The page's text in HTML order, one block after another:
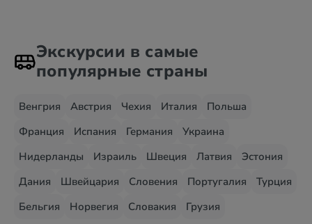
Экскурсии в самые
популярные страны
Венгрия Австрия Чехия Италия
Польша
Франция
Испания Германия
Украина
Нидерланды
Израиль Швеция Латвия
Эстония
Дания
Швейцария Словения Португалия
Турция
Бельгия
Норвегия Словакия Грузия